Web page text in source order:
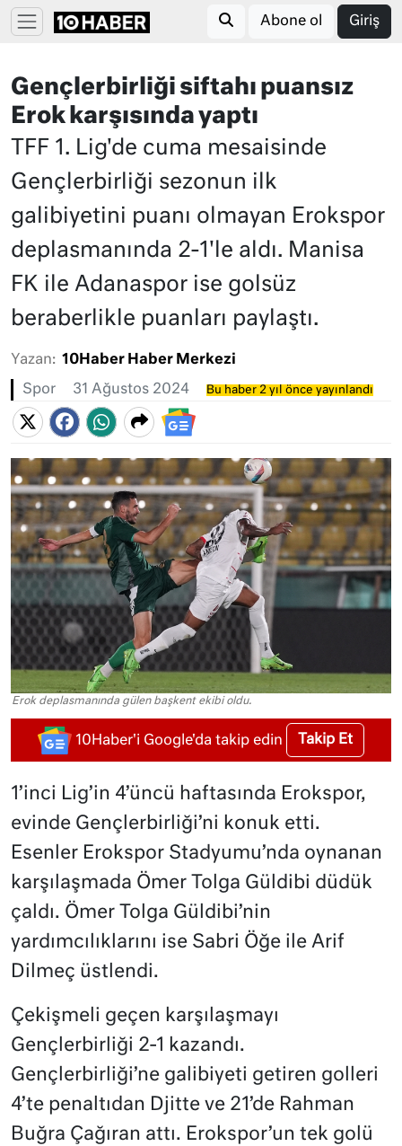
Abone ol Giriş
Gençlerbirliği siftahı puansız
Erok karşısında yaptı
TFF 1. Lig'de cuma mesaisinde
Gençlerbirliği sezonun ilk
galibiyetini puanı olmayan Erokspor
deplasmanında 2-1'le aldı. Manisa
FK ile Adanaspor ise golsüz
beraberlikle puanları paylaştı.
Yazan: 10Haber Haber Merkezi
Spor 31 Ağustos 2024 Bu haber 2 yıl önce yayınlandı
Erok deplasmanında gülen başkent ekibi oldu.
10Haber'i Google'da takip edin Takip Et
1’inci Lig’in 4’üncü haftasında Erokspor,
evinde Gençlerbirliği’ni konuk etti.
Esenler Erokspor Stadyumu’nda oynanan
karşılaşmada Ömer Tolga Güldibi düdük
çaldı. Ömer Tolga Güldibi’nin
yardımcılıklarını ise Sabri Öğe ile Arif
Dilmeç üstlendi.
Çekişmeli geçen karşılaşmayı
Gençlerbirliği 2-1 kazandı.
Gençlerbirliği’ne galibiyeti getiren golleri
4’te penaltıdan Djitte ve 21’de Rahman
Buğra Çağıran attı. Erokspor’un tek golü